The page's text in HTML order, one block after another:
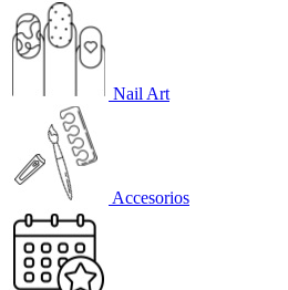
Nail Art
Accesorios